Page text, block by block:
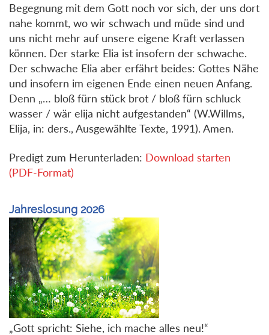
Begegnung mit dem Gott noch vor sich, der uns dort
nahe kommt, wo wir schwach und müde sind und
uns nicht mehr auf unsere eigene Kraft verlassen
können. Der starke Elia ist insofern der schwache.
Der schwache Elia aber erfährt beides: Gottes Nähe
und insofern im eigenen Ende einen neuen Anfang.
Denn „… bloß fürn stück brot / bloß fürn schluck
wasser / wär elija nicht aufgestanden“ (W.Willms,
Elija, in: ders., Ausgewählte Texte, 1991). Amen.
Predigt zum Herunterladen: Download starten
(PDF-Format)
Jahreslosung 2026
„Gott spricht: Siehe, ich mache alles neu!“